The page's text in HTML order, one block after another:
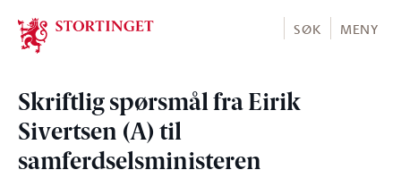
Stortinget.no
SØK MENY
Skriftlig spørsmål fra Eirik
Sivertsen (A) til
samferdselsministeren